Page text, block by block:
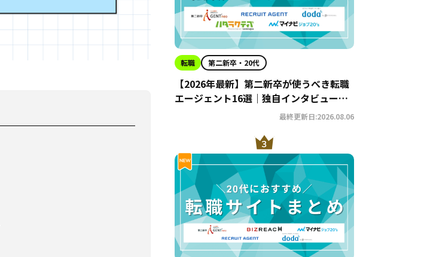
転職 第二新卒・20代
【2026年最新】第二新卒が使うべき転職
エージェント16選｜独自インタビューか
らわかるおすすめ理由・サービスの特徴
最終更新日:2026.08.06